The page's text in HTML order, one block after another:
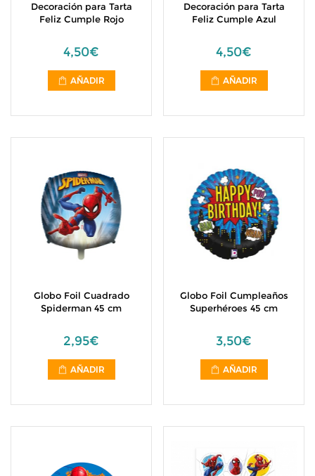
Decoración para Tarta
Feliz Cumple Rojo
4,50€
AÑADIR
Decoración para Tarta
Feliz Cumple Azul
4,50€
AÑADIR
Globo Foil Cuadrado
Spiderman 45 cm
2,95€
AÑADIR
Globo Foil Cumpleaños
Superhéroes 45 cm
3,50€
AÑADIR